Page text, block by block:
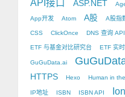
API接口 ASP.NET
App开发 Atom A股 A股指
CSS ClickOnce DNS 查询 API
ETF 与基金对比研究台 ETF 实
GuGuData.ai
HTTPS Hexo Human in
IP地址 ISBN ISBN API